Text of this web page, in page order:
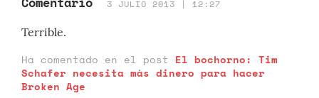
3 JULIO 2013 | 12:27
Terrible.
Ha comentado en el post El bochorno: Tim
Schafer necesita más dinero para hacer
Broken Age